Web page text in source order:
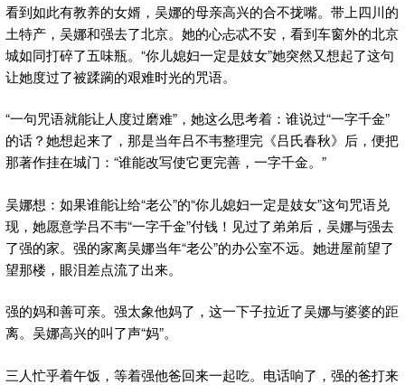
看到如此有教养的女婿，吴娜的母亲高兴的合不拢嘴。带上四川的
土特产，吴娜和强去了北京。她的心忐忒不安，看到车窗外的北京
城如同打碎了五味瓶。“你儿媳妇一定是妓女”她突然又想起了这句
让她度过了被蹂躏的艰难时光的咒语。
“一句咒语就能让人度过磨难”，她这么思考着：谁说过“一字千金”
的话？她想起来了，那是当年吕不韦整理完《吕氏春秋》后，便把
那著作挂在城门：“谁能改写使它更完善，一字千金。”
吴娜想：如果谁能让给“老公”的“你儿媳妇一定是妓女”这句咒语兑
现，她愿意学吕不韦“一字千金”付钱！见过了弟弟后，吴娜与强去
了强的家。强的家离吴娜当年“老公”的办公室不远。她进屋前望了
望那楼，眼泪差点流了出来。
强的妈和善可亲。强太象他妈了，这一下子拉近了吴娜与婆婆的距
离。吴娜高兴的叫了声“妈”。
三人忙乎着午饭，等着强他爸回来一起吃。电话响了，强的爸打来